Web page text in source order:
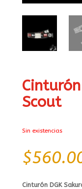
Scout
Sin existencias
$
Cinturón DGK